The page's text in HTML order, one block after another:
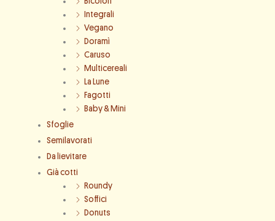
Integrali
Vegano
Doramì
Caruso
Multicereali
La Lune
Fagotti
Baby & Mini
Sfoglie
Semilavorati
Da lievitare
Già cotti
Roundy
Soffici
Donuts